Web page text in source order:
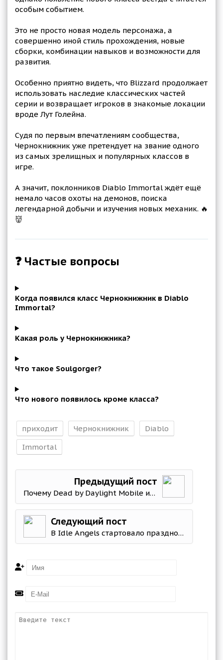
особым событием.
Это не просто новая модель персонажа, а
совершенно иной стиль прохождения, новые
сборки, комбинации навыков и возможности для
развития.
Особенно приятно видеть, что Blizzard продолжает
использовать наследие классических частей
серии и возвращает игроков в знакомые локации
вроде Лут Голейна.
Судя по первым впечатлениям сообщества,
Чернокнижник уже претендует на звание одного
из самых зрелищных и популярных классов в
игре.
А значит, поклонников Diablo Immortal ждёт ещё
немало часов охоты на демонов, поиска
легендарной добычи и изучения новых механик. 🔥
👹
❓ Частые вопросы
Когда появился класс Чернокнижник в Diablo
Immortal?
Какая роль у Чернокнижника?
Что такое Soulgorger?
Что нового появилось кроме класса?
приходит Чернокнижник
Diablo
Immortal
Предыдущий пост
Почему Dead by Daylight Mobile исчезла с мобильных устройств
Следующий пост
В Idle Angels стартовало празднование шестой годовщины